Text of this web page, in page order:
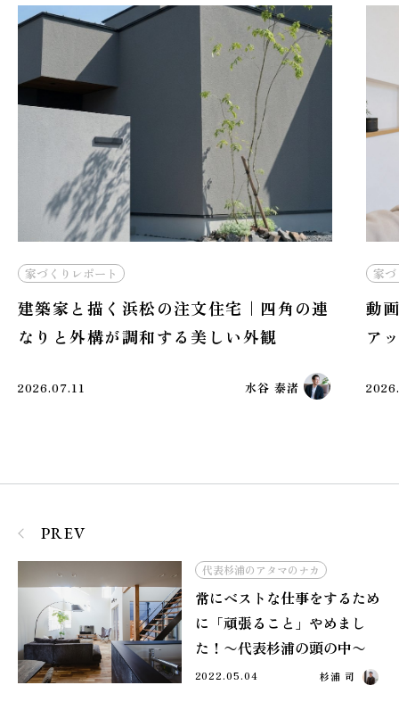
家づくりレポート
建築家と描く浜松の注文住宅｜四角の連
なりと外構が調和する美しい外観
2026.07.11 水谷 泰渚
家
動
ア
PREV
代表杉浦のアタマのナカ
常にベストな仕事をするため
に「頑張ること」やめまし
た！〜代表杉浦の頭の中〜
2022.05.04 杉浦 司